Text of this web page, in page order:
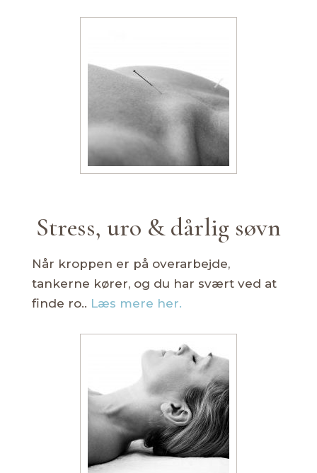
Stress, uro & dårlig søvn
Når kroppen er på overarbejde,
tankerne kører, og du har svært ved at
finde ro.. Læs mere her.